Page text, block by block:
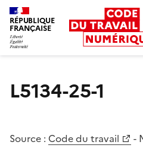
RÉPUBLIQUE
FRANÇAISE
L5134-25-1
Source : Code du travail -